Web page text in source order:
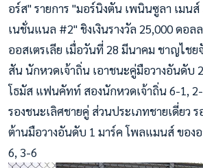
อร์ส" รายการ "มอร์นิงตัน เพนินซูลา เมน
เนชั่นแนล #2" ชิงเงินรางวัล 25,000 ดอล
ออสเตรเลีย เมื่อวันที่ 28 มีนาคม ชาญไช
สัน นักหวดเจ้าถิ่น เอาชนะคู่มือวางอันดับ
โธมัส แฟนคัทท์ สองนักหวดเจ้าถิ่น 6-1,
รองชนะเลิศชายคู่ ส่วนประเภทชายเดี่ยว
ต้านมือวางอันดับ 1 มาร์ค โพลแมนส์ ของ
6, 3-6